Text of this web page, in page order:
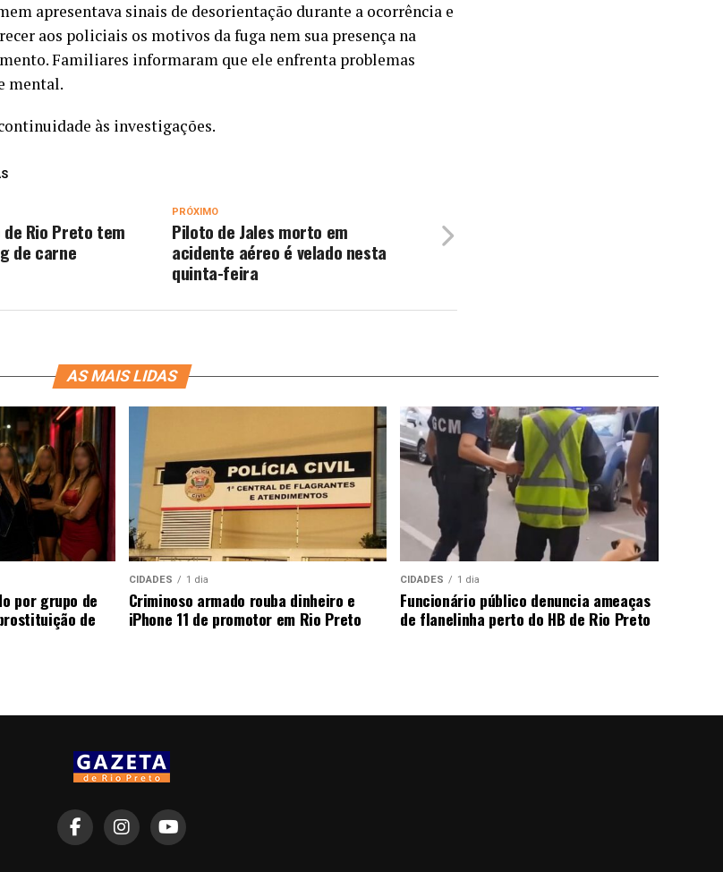
apresentava sinais de desorientação durante a ocorrência e
aos policiais os motivos da fuga nem sua presença na
Familiares informaram que ele enfrenta problemas
mental.
às investigações.
PRÓXIMO
Piloto de Jales morto em
acidente aéreo é velado nesta
quinta-feira
Rio Preto tem
de carne
AS MAIS LIDAS
por grupo de
de
CIDADES 1 dia
Criminoso armado rouba dinheiro e
iPhone 11 de promotor em Rio Preto
CIDADES 1 dia
Funcionário público denuncia ameaças
de flanelinha perto do HB de Rio Preto